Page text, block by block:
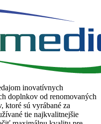
inovatívnych
doplnkov od renomovaných
ktoré sú vyrábané za
tie najkvalitnejšie